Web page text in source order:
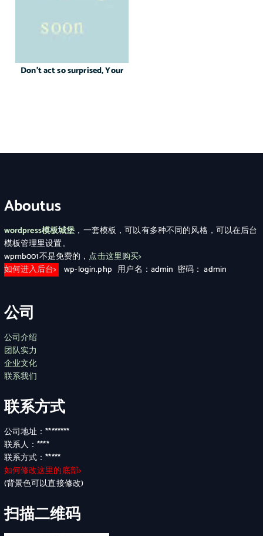
Don’t act so surprised, Your
Aboutus
wordpress模板城堡 ，一套模板，可以有多种不同的风格，可以在后台
模板管理里设置。
wpmb001不是免费的， 点击这里购买>
如何进入后台> wp-login.php 用户名：admin 密码： admin
公司
公司介绍
团队实力
企业文化
联系我们
联系方式
公司地址：********
联系人：****
联系方式：*****
如何修改这里的底部>
(背景色可以直接修改)
扫描二维码